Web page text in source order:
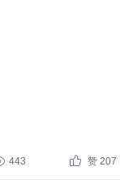
443 赞 207